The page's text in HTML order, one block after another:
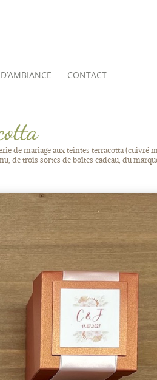
CONTACT
de mariage aux teintes terracotta (cuivré
de trois sortes de boîtes cadeau, du